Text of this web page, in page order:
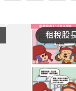
租稅股